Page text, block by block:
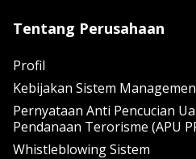
Tentang Perusahaan
Profil
Kebijakan Sistem
Pernyataan Anti Pencucian
Pendanaan Terorisme (APU
Whistleblowing Sistem